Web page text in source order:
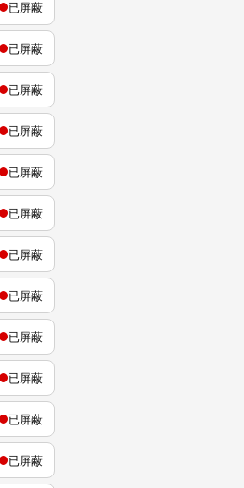
已屏蔽
已屏蔽
已屏蔽
已屏蔽
已屏蔽
已屏蔽
已屏蔽
已屏蔽
已屏蔽
已屏蔽
已屏蔽
已屏蔽